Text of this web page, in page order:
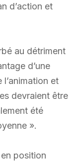
d’action et
au détriment
d’une
et
devraient être
été
».
position